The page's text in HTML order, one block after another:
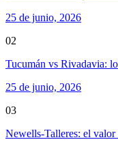
25 de junio, 2026
02
Tucumán vs Rivadavia:
25 de junio, 2026
03
Newells-Talleres: el valor